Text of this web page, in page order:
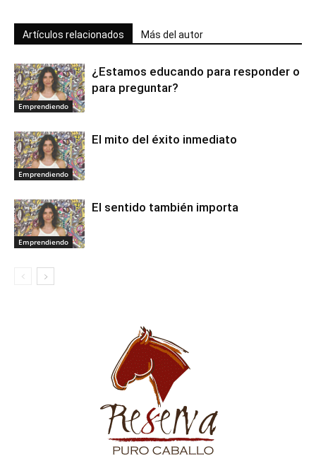
Artículos relacionados Más del autor
Emprendiendo
¿Estamos educando para responder o
para preguntar?
Emprendiendo
El mito del éxito inmediato
Emprendiendo
El sentido también importa